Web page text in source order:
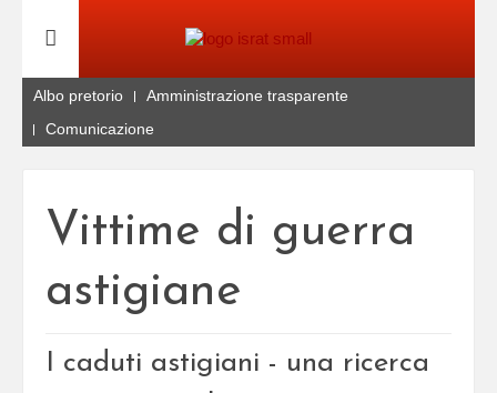
Albo pretorio
Amministrazione trasparente
Comunicazione
Vittime di guerra
astigiane
I caduti astigiani - una ricerca